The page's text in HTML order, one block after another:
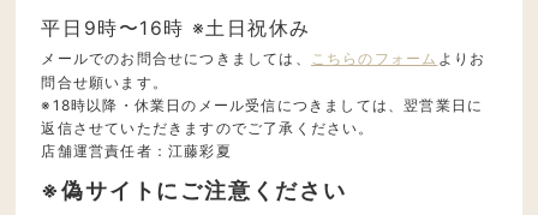
平日9時〜16時 ※土日祝休み
メールでのお問合せにつきましては、 こちらのフォーム よりお
問合せ願います。
※18時以降・休業日のメール受信につきましては、翌営業日に
返信させていただきますのでご了承ください。
店舗運営責任者：江藤彩夏
※偽サイトにご注意ください